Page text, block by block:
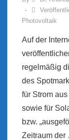
Photovoltaik
Auf der
regelmäßig
des
für Strom
sowie für
bzw.
Zeitraum der